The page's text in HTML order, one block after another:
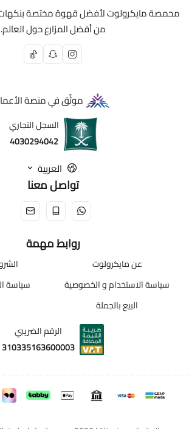
محمصة مايكرولوت لأفضل قهوة مختصة
من أفضل المزارع حول العالم.
موثّق في منصة
السجل التجاري
4030294042
العربية
تواصل معنا
روابط مهمة
عن مايكرولوت
سياسة الاستخدام و الخصوصية
سياسة
البيع بالجملة
الرقم الضريبي
310335163600003